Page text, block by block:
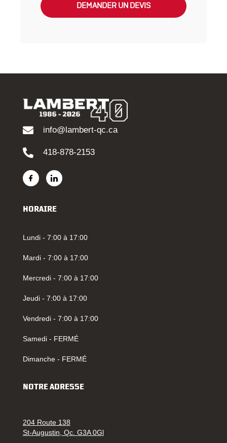
DEMANDER UN DEVIS
info@lambert-qc.ca
418-878-2153
HORAIRE
Lundi - 7:00 à 17:00
Mardi - 7:00 à 17:00
Mercredi - 7:00 à 17:00
Jeudi - 7:00 à 17:00
Vendredi - 7:00 à 17:00
Samedi - FERMÉ
Dimanche - FERMÉ
NOTRE ADRESSE
204 Route 138
St-Augustin, Qc. G3A 0Gl